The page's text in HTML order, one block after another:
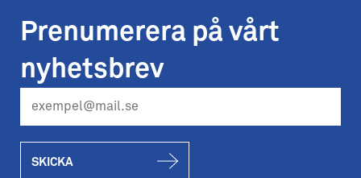
Prenumerera på vårt
nyhetsbrev
SKICKA